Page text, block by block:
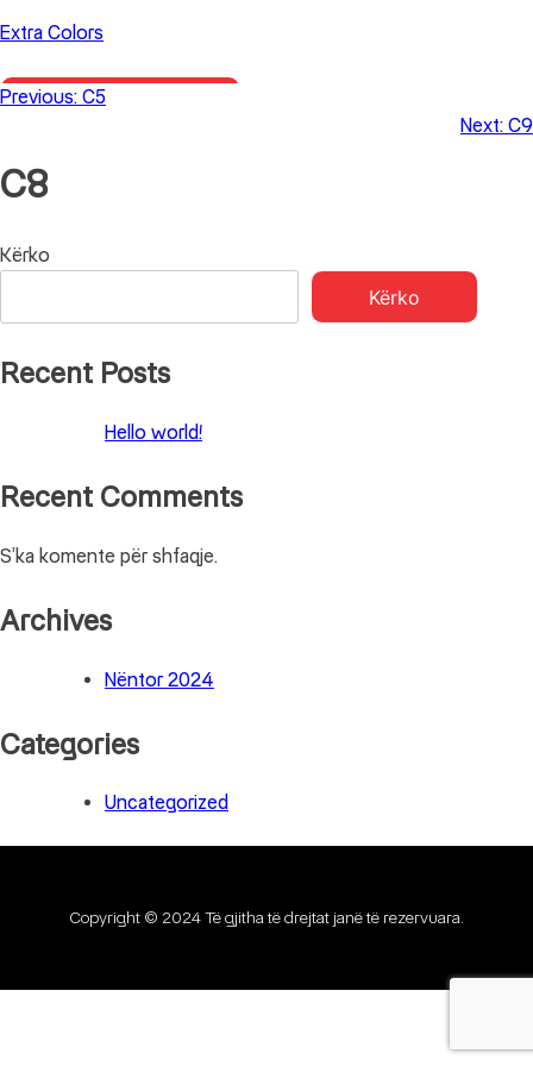
Skip
content
Extra Colors
Primary Menu
C8
Lëvizje
Previous: C5
Next: C9
Kërko
Kërko
Recent Posts
Hello world!
Recent Comments
S’ka komente për shfaqje.
Archives
Nëntor 2024
Categories
Uncategorized
Copyright © 2024 Të gjitha të drejtat janë të rezervuara.